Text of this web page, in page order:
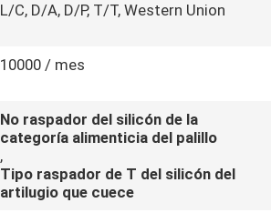
L/C, D/A, D/P, T/T, Western Union
10000 / mes
No raspador del silicón de la
categoría alimenticia del palillo
,
Tipo raspador de T del silicón del
artilugio que cuece